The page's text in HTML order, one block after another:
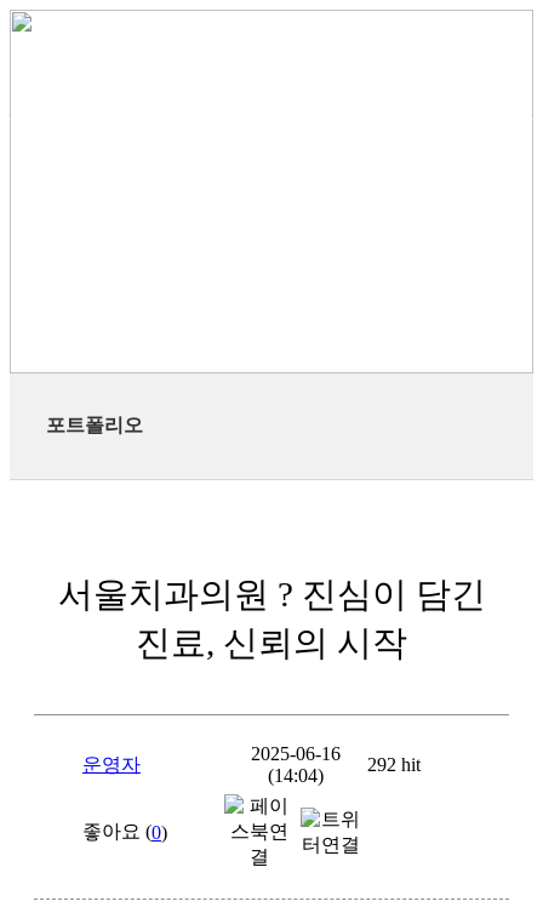
포트폴리오
서울치과의원 ? 진심이 담긴
진료, 신뢰의 시작
운영자
2025-06-16
(14:04)
292 hit
좋아요 (0)